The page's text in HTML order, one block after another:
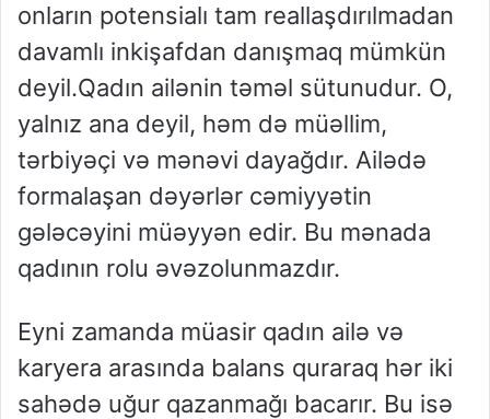
onların potensialı tam reallaşdırılmadan
davamlı inkişafdan danışmaq mümkün
deyil.Qadın ailənin təməl sütunudur. O,
yalnız ana deyil, həm də müəllim,
tərbiyəçi və mənəvi dayağdır. Ailədə
formalaşan dəyərlər cəmiyyətin
gələcəyini müəyyən edir. Bu mənada
qadının rolu əvəzolunmazdır.
Eyni zamanda müasir qadın ailə və
karyera arasında balans quraraq hər iki
sahədə uğur qazanmağı bacarır. Bu isə